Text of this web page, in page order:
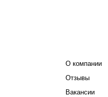
О компании
Отзывы
Вакансии